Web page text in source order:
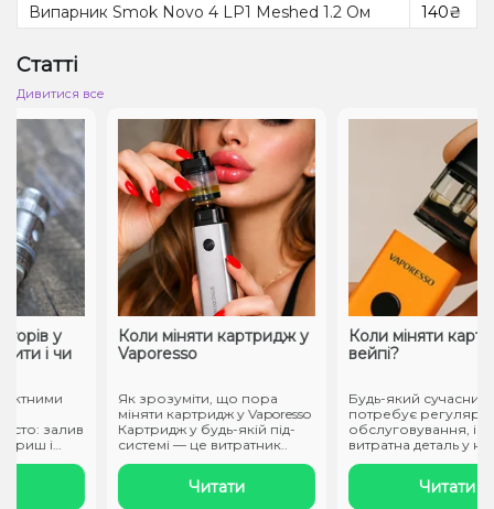
Випарник Smok Novo 4 LP1 Meshed 1.2 Ом
140₴
Статті
Дивитися все
у
і чи
залив
і
Коли міняти картридж у
Vaporesso
Як зрозуміти, що пора
міняти картридж у Vaporesso
Картридж у будь-якій під-
системі — це витратник..
Читати
Коли міняти
вейпі?
Будь-який сучасний
потребує
обслуговування, і
витратна деталь у
Читати